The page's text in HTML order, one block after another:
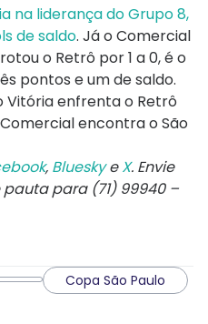
na liderança do Grupo 8,
de saldo. Já o Comercial
o Retrô por 1 a 0, é o
pontos e um de saldo.
Vitória enfrenta o Retrô
encontra o São
, BlueskyeX. Envie
para (71) 99940 –
Copa São Paulo